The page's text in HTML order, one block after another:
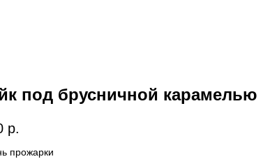
под брусничной карамелью
р.
прожарки